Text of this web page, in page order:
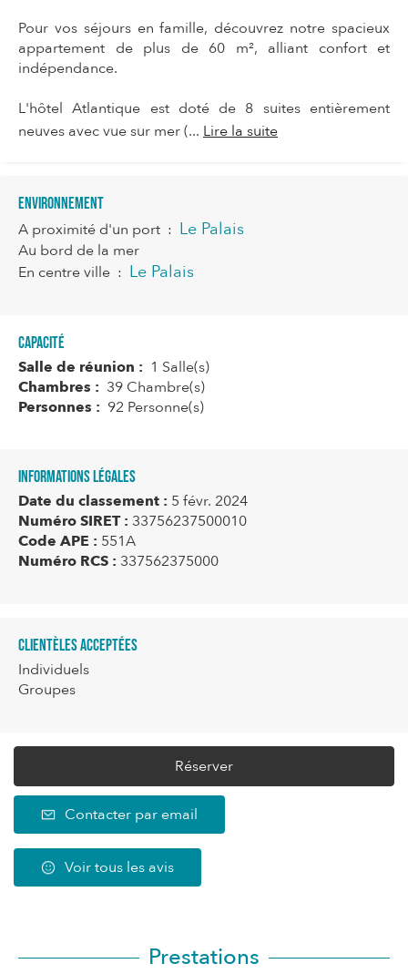
Pour vos séjours en famille, découvrez notre spacieux
appartement de plus de 60 m², alliant confort et
indépendance.
L'hôtel Atlantique est doté de 8 suites entièrement
neuves avec vue sur mer (... Lire la suite
Environnement
A proximité d'un port : Le Palais
Au bord de la mer
En centre ville : Le Palais
Capacité
Salle de réunion : 1 Salle(s)
Chambres : 39 Chambre(s)
Personnes : 92 Personne(s)
Informations légales
Date du classement : 5 févr. 2024
Numéro SIRET : 33756237500010
Code APE : 551A
Numéro RCS : 337562375000
Clientèles acceptées
Individuels
Groupes
Réserver
Contacter par email
Voir tous les avis
Prestations